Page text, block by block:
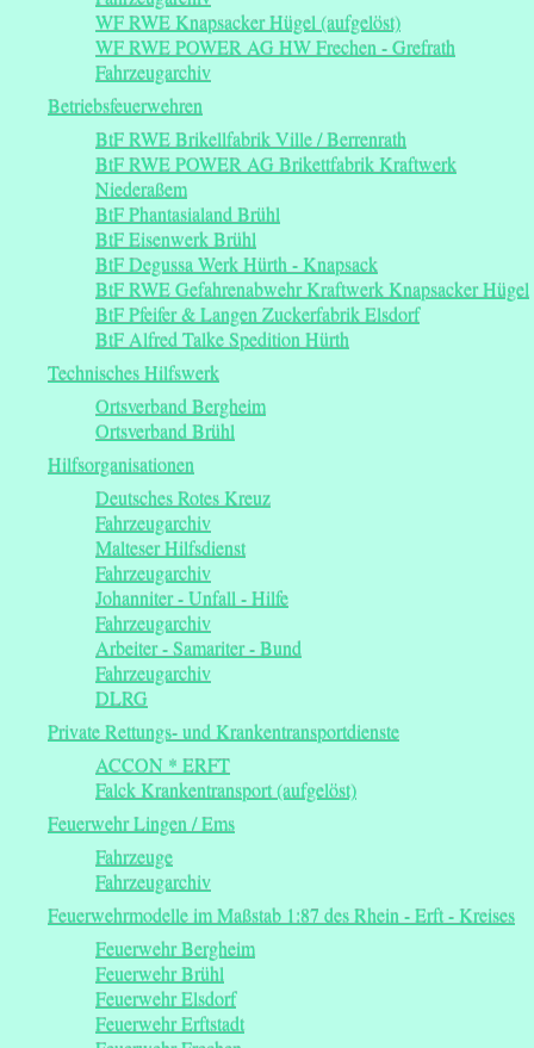
WF RWE Knapsacker Hügel (aufgelöst)
WF RWE POWER AG HW Frechen - Grefrath
Fahrzeugarchiv
Betriebsfeuerwehren
BtF RWE Brikellfabrik Ville / Berrenrath
BtF RWE POWER AG Brikettfabrik Kraftwerk
Niederaßem
BtF Phantasialand Brühl
BtF Eisenwerk Brühl
BtF Degussa Werk Hürth - Knapsack
BtF RWE Gefahrenabwehr Kraftwerk Knapsacker Hügel
BtF Pfeifer & Langen Zuckerfabrik Elsdorf
BtF Alfred Talke Spedition Hürth
Technisches Hilfswerk
Ortsverband Bergheim
Ortsverband Brühl
Hilfsorganisationen
Deutsches Rotes Kreuz
Fahrzeugarchiv
Malteser Hilfsdienst
Fahrzeugarchiv
Johanniter - Unfall - Hilfe
Fahrzeugarchiv
Arbeiter - Samariter - Bund
Fahrzeugarchiv
DLRG
Private Rettungs- und Krankentransportdienste
ACCON * ERFT
Falck Krankentransport (aufgelöst)
Feuerwehr Lingen / Ems
Fahrzeuge
Fahrzeugarchiv
Feuerwehrmodelle im Maßstab 1:87 des Rhein - Erft - Kreises
Feuerwehr Bergheim
Feuerwehr Brühl
Feuerwehr Elsdorf
Feuerwehr Erftstadt